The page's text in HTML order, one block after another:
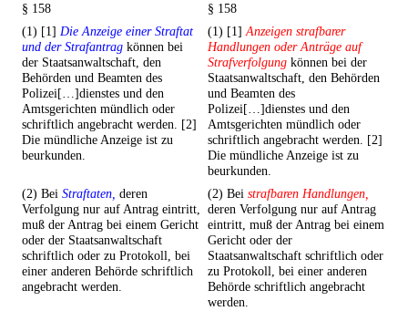
§ 158
§ 158
(1) [1] Die Anzeige einer Straftat
und der Strafantrag können bei
der Staatsanwaltschaft, den
Behörden und Beamten des
Polizei[…]dienstes und den
Amtsgerichten mündlich oder
schriftlich angebracht werden. [2]
Die mündliche Anzeige ist zu
beurkunden.
(1) [1]Anzeigen strafbarer
Handlungen oder Anträge auf
Strafverfolgung können bei der
Staatsanwaltschaft, den Behörden
und Beamten des
Polizei[…]dienstes und den
Amtsgerichten mündlich oder
schriftlich angebracht werden. [2]
Die mündliche Anzeige ist zu
beurkunden.
(2) Bei Straftaten, deren
Verfolgung nur auf Antrag eintritt,
muß der Antrag bei einem Gericht
oder der Staatsanwaltschaft
schriftlich oder zu Protokoll, bei
einer anderen Behörde schriftlich
angebracht werden.
(2) Bei strafbaren Handlungen,
deren Verfolgung nur auf Antrag
eintritt, muß der Antrag bei einem
Gericht oder der
Staatsanwaltschaft schriftlich oder
zu Protokoll, bei einer anderen
Behörde schriftlich angebracht
werden.